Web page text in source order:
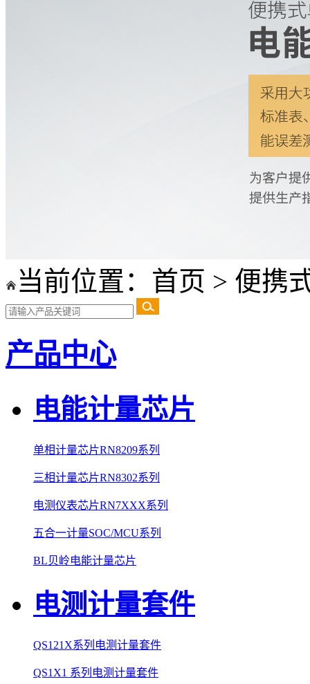
当前位置： 首页 > 便携
产品中心
电能计量芯片
单相计量芯片RN8209系列
三相计量芯片RN8302系列
电测仪表芯片RN7XXX系列
五合一计量SOC/MCU系列
BL贝岭电能计量芯片
电测计量套件
QS121X系列电测计量套件
QS1X1 系列电测计量套件